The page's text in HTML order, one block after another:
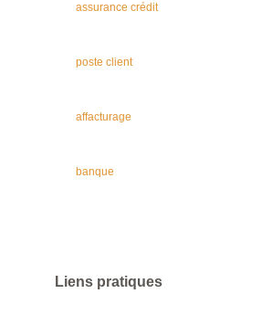
assurance crédit
poste client
affacturage
banque
Liens pratiques